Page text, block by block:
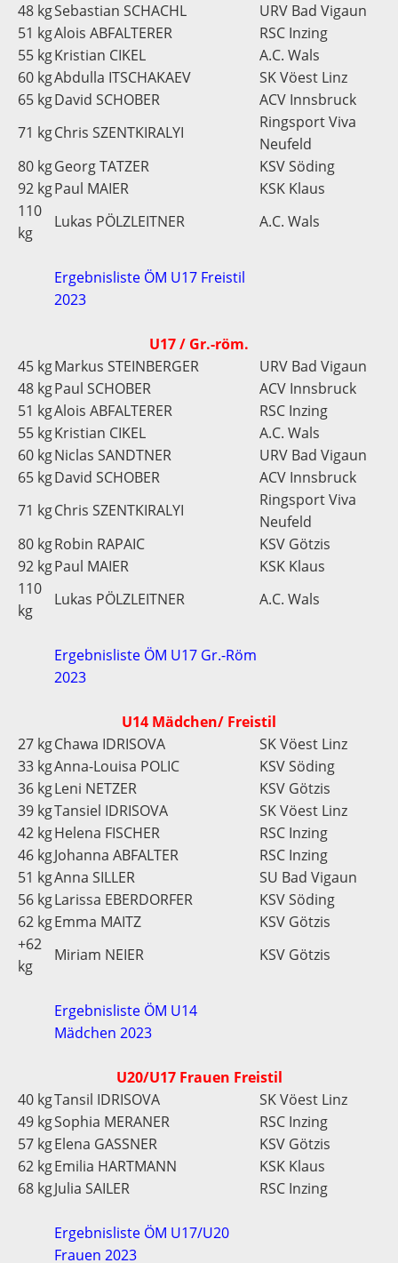
48 kgSebastian SCHACHL
URV Bad Vigaun
51 kgAlois ABFALTERER
RSC Inzing
55 kgKristian CIKEL
A.C. Wals
60 kgAbdulla ITSCHAKAEV
SK Vöest Linz
65 kgDavid SCHOBER
ACV Innsbruck
71 kgChris SZENTKIRALYI
Ringsport Viva
Neufeld
80 kgGeorg TATZER
KSV Söding
92 kgPaul MAIER
KSK Klaus
110
kg
Lukas PÖLZLEITNER A.C. Wals
Ergebnisliste ÖM U17 Freistil
2023
U17 / Gr.-röm.
45 kgMarkus STEINBERGER
URV Bad Vigaun
48 kgPaul SCHOBER
ACV Innsbruck
51 kgAlois ABFALTERER
RSC Inzing
55 kgKristian CIKEL
A.C. Wals
60 kgNiclas SANDTNER
URV Bad Vigaun
65 kgDavid SCHOBER
ACV Innsbruck
71 kgChris SZENTKIRALYI
Ringsport Viva
Neufeld
80 kgRobin RAPAIC
KSV Götzis
92 kgPaul MAIER
KSK Klaus
110
kg
Lukas PÖLZLEITNER A.C. Wals
Ergebnisliste ÖM U17 Gr.-Röm
2023
U14 Mädchen/ Freistil
27 kgChawa IDRISOVA
SK Vöest Linz
33 kgAnna-Louisa POLIC
KSV Söding
36 kgLeni NETZER
KSV Götzis
39 kgTansiel IDRISOVA
SK Vöest Linz
42 kgHelena FISCHER
RSC Inzing
46 kgJohanna ABFALTER
RSC Inzing
51 kgAnna SILLER
SU Bad Vigaun
56 kgLarissa EBERDORFER
KSV Söding
62 kgEmma MAITZ
KSV Götzis
+62
kg
Miriam NEIER KSV Götzis
Ergebnisliste ÖM U14
Mädchen 2023
U20/U17 Frauen Freistil
40 kgTansil IDRISOVA
SK Vöest Linz
49 kgSophia MERANER
RSC Inzing
57 kgElena GASSNER
KSV Götzis
62 kgEmilia HARTMANN
KSK Klaus
68 kgJulia SAILER RSC Inzing
Ergebnisliste ÖM U17/U20
Frauen 2023